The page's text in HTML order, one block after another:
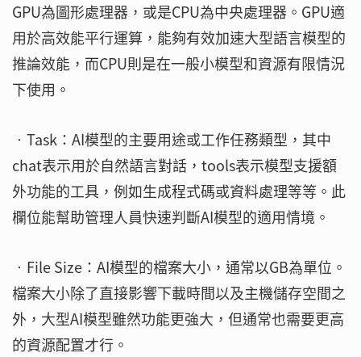
GPU為圖形處理器，或是CPU為中央處理器。GPU適
用於高效能平行運算，能夠有效加速大型語言模型的
推論效能，而CPU則是在一般小模型和資源有限情況
下使用。
‧Task：AI模型的主要用途或工作任務類型，其中
chat表示用於自然語言對話，tools表示模型支援額
外功能的工具，例如生成程式碼或資料處理等等。此
欄位能幫助管理人員快速判斷AI模型的適用情境。
‧File Size：AI模型的檔案大小，通常以GB為單位。
檔案大小除了直接影響下載時間以及主機儲存空間之
外，大型AI模型雖然功能更強大，但通常也需要更高
的資源配置才行。